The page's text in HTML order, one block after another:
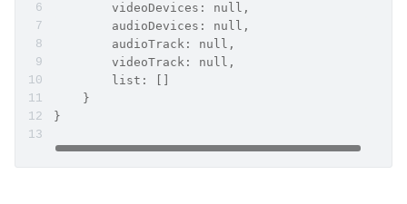
        videoDevices: null,
        audioDevices: null,
        audioTrack: null,
        videoTrack: null,
        list: []
    }
}